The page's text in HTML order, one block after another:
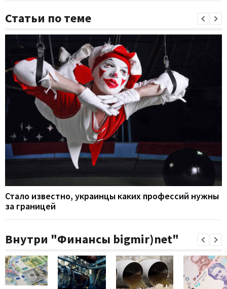
Статьи по теме
Стало известно, украинцы каких профессий нужны
за границей
Внутри "Финансы bigmir)net"